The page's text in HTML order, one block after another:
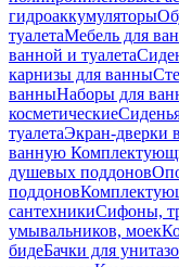
гидроаккумуляторы
туалетаМебель для
ванной и туалета
карнизы для ванны
ванныНаборы для
косметические
туалетаЭкран-дверки
ванную
душевых поддонов
поддонов
сантехникиСифоны,
умывальников, моек
бидеБачки для